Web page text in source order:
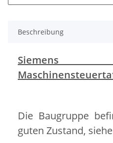
Beschreibung
Siemens
Die Baugruppe
guten Zustand,